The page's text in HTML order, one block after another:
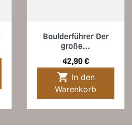
Boulderführer Der
große...
Preis
42,90 €

Warenkorb